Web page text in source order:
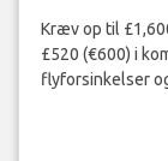
Kræv op til
£520 (€600) i
flyforsinkelser